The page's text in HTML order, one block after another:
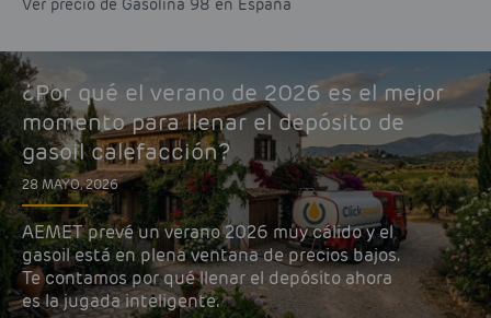
Ver precio de Gasolina 98 en España
¿Por qué el verano de 2026 es el mejor
momento para llenar el depósito de
gasoil calefacción?
28 MAYO, 2026
AEMET prevé un verano 2026 muy cálido y el
gasoil está en plena ventana de precios bajos.
Te contamos por qué llenar el depósito ahora
es la jugada inteligente.